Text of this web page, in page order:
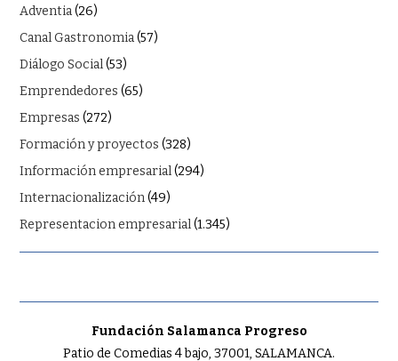
Adventia(26)
Canal Gastronomia(57)
Diálogo Social(53)
Emprendedores (65)
Empresas (272)
Formación y proyectos (328)
Información empresarial(294)
Internacionalización(49)
Representacion empresarial(1.345)
Fundación Salamanca Progreso
Patio de Comedias 4 bajo, 37001, SALAMANCA.